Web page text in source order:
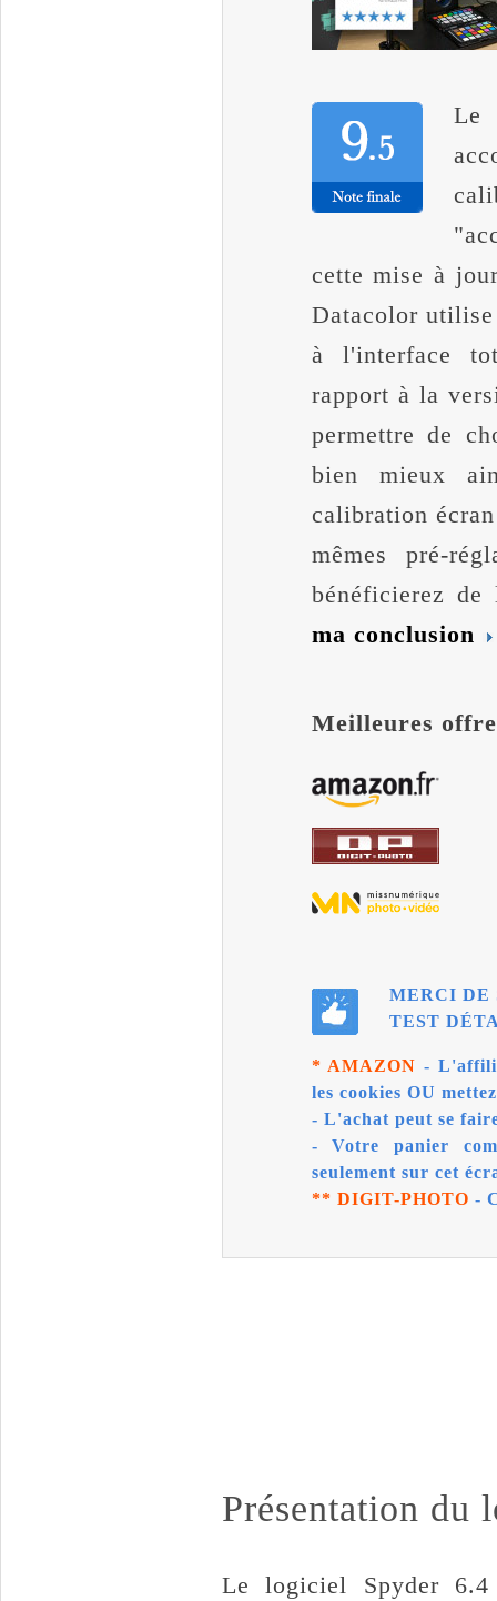
cette mise à
Datacolor
à l'interface
rapport à la
permettre de
bien mieux
calibration
mêmes pré-
bénéficierez
ma conclusion
Meilleures
MERCI DE
TEST
* AMAZON -
les cookies OU
- L'achat peut se
- Votre panier
seulement sur cet
** DIGIT-PHOTO -
Présentation du
Le logiciel Spyder 6.4